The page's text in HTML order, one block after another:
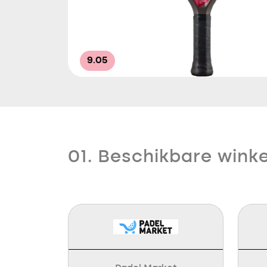
9.05
01. Beschikbare